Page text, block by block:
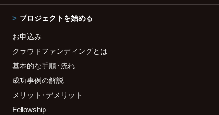
プロジェクトを始める
お申込み
クラウドファンディングとは
基本的な手順・流れ
成功事例の解説
メリット・デメリット
Fellowship